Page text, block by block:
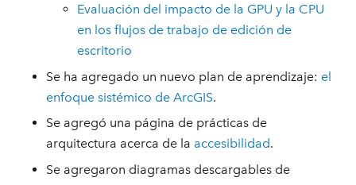
Evaluación del impacto de la GPU y la CPU
en los flujos de trabajo de edición de
escritorio
Se ha agregado un nuevo plan de aprendizaje: el
enfoque sistémico de ArcGIS.
Se agregó una página de prácticas de
arquitectura acerca de la accesibilidad.
Se agregaron diagramas descargables de